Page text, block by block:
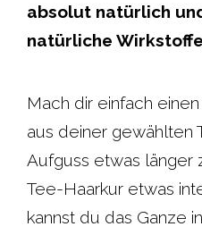
absolut natürlich
natürliche
Mach dir einfach
aus deiner gewählten
Aufguss etwas länger
Tee-Haarkur etwas
kannst du das Ganze